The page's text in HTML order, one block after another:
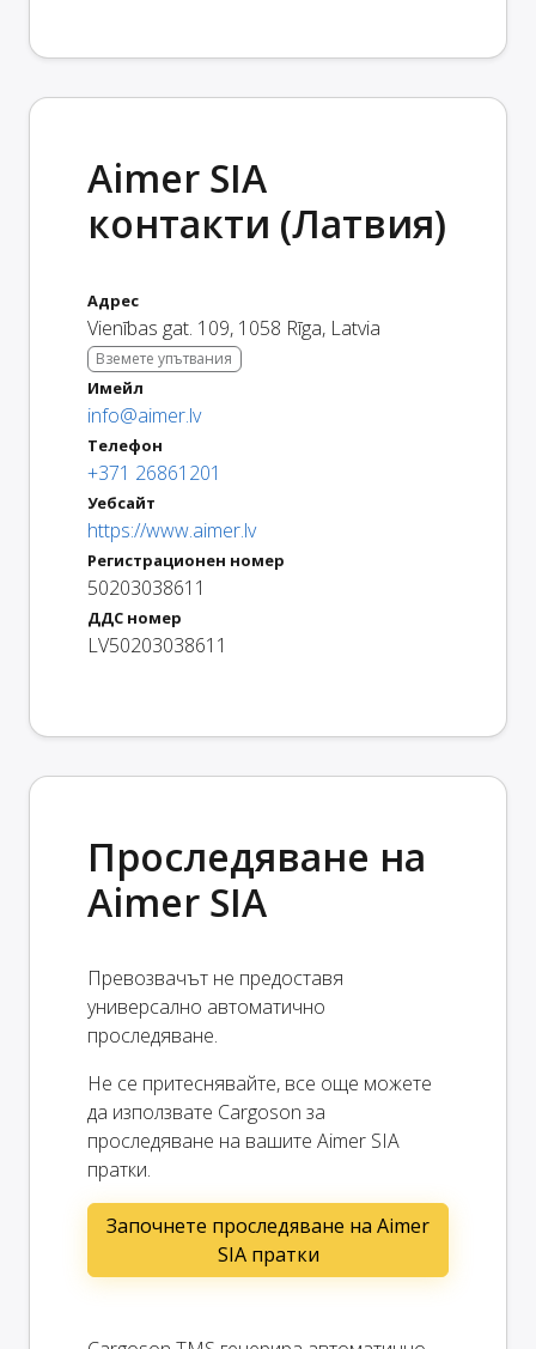
Aimer SIA
контакти (Латвия)
Адрес
Vienības gat. 109, 1058 Rīga, Latvia
Вземете упътвания
Имейл
info@aimer.lv
Телефон
+371 26861201
Уебсайт
https://www.aimer.lv
Регистрационен номер
50203038611
ДДС номер
LV50203038611
Проследяване на
Aimer SIA
Превозвачът не предоставя
универсално автоматично
проследяване.
Не се притеснявайте, все още можете
да използвате Cargoson за
проследяване на вашите Aimer SIA
пратки.
Започнете проследяване на Aimer
SIA пратки